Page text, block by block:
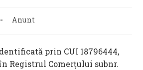
Post
Anunt
prin CUI 18796444,
Registrul Comerţului subnr.